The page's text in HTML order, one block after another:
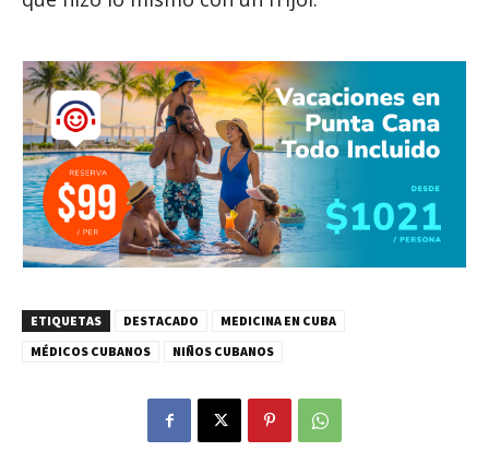
ETIQUETAS DESTACADO
MEDICINA EN CUBA
MÉDICOS CUBANOS
NIÑOS CUBANOS